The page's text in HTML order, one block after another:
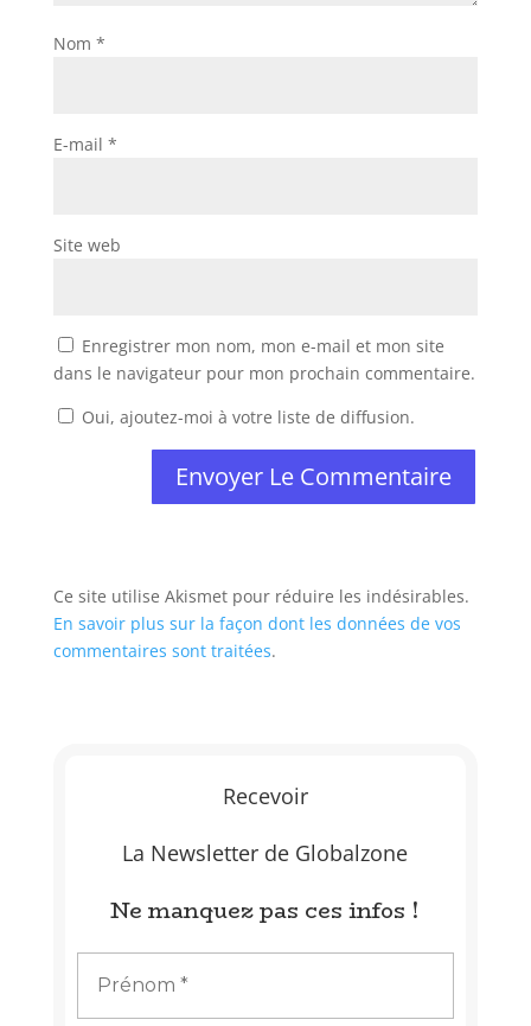
Nom *
E-mail *
Site web
Enregistrer mon nom, mon e-mail et mon site
dans le navigateur pour mon prochain commentaire.
Oui, ajoutez-moi à votre liste de diffusion.
Ce site utilise Akismet pour réduire les indésirables.
En savoir plus sur la façon dont les données de vos
commentaires sont traitées.
Recevoir
La Newsletter de Globalzone
Ne manquez pas ces infos !